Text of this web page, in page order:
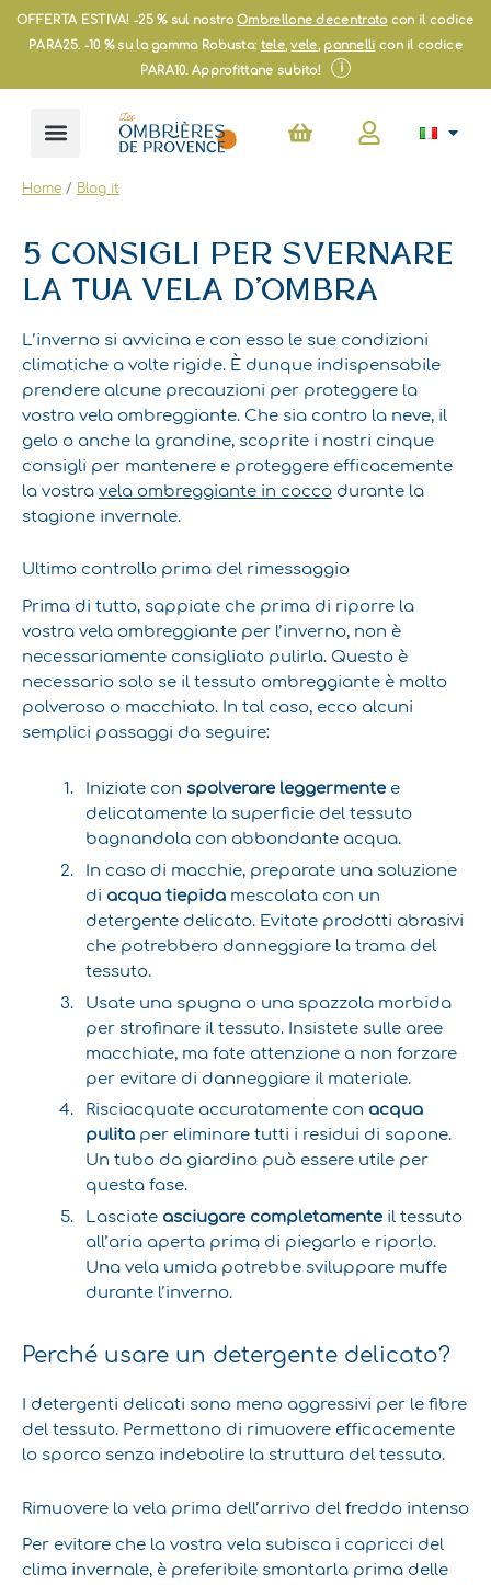
VaiOFFERTA ESTIVA! -25 % sul nostroOmbrellone decentratocon il codice
PARA25. -10 % su la gamma Robusta: tele,vele, pannelli con il codice
PARA10. Approfittane subito! i
Carrello
Home / Blog it
5 CONSIGLI PER SVERNARE
LA TUA VELA D’OMBRA
L’inverno si avvicina e con esso le sue condizioni
climatiche a volte rigide. È dunque indispensabile
prendere alcune precauzioni per proteggere la
vostra vela ombreggiante. Che sia contro la neve, il
gelo o anche la grandine, scoprite i nostri cinque
consigli per mantenere e proteggere efficacemente
la vostra vela ombreggiante in cocco durante la
stagione invernale.
Ultimo controllo prima del rimessaggio
Prima di tutto, sappiate che prima di riporre la
vostra vela ombreggiante per l’inverno, non è
necessariamente consigliato pulirla. Questo è
necessario solo se il tessuto ombreggiante è molto
polveroso o macchiato. In tal caso, ecco alcuni
semplici passaggi da seguire:
Iniziate con spolverare leggermentee
delicatamente la superficie del tessuto
bagnandola con abbondante acqua.
In caso di macchie, preparate una soluzione
di acqua tiepida mescolata con un
detergente delicato. Evitate prodotti abrasivi
che potrebbero danneggiare la trama del
tessuto.
Usate una spugna o una spazzola morbida
per strofinare il tessuto. Insistete sulle aree
macchiate, ma fate attenzione a non forzare
per evitare di danneggiare il materiale.
Risciacquate accuratamente con acqua
pulita per eliminare tutti i residui di sapone.
Un tubo da giardino può essere utile per
questa fase.
Lasciate asciugare completamenteil tessuto
all’aria aperta prima di piegarlo e riporlo.
Una vela umida potrebbe sviluppare muffe
durante l’inverno.
Perché usare un detergente delicato?
I detergenti delicati sono meno aggressivi per le fibre
del tessuto. Permettono di rimuovere efficacemente
lo sporco senza indebolire la struttura del tessuto.
Rimuovere la vela prima dell’arrivo del freddo intenso
Per evitare che la vostra vela subisca i capricci del
clima invernale, è preferibile smontarla prima delle